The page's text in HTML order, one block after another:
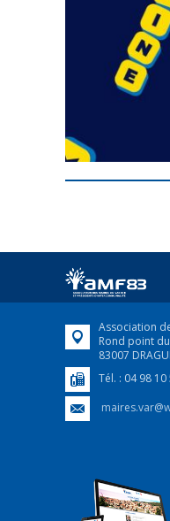
CARNET
Afin
FEUILLETER
Association
Rond point
83007
Tél. : 04 98